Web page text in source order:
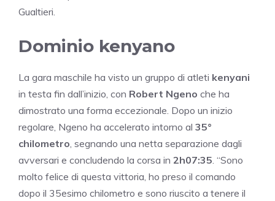
Gualtieri.
Dominio kenyano
La gara maschile ha visto un gruppo di atleti kenyani
in testa fin dall’inizio, con Robert Ngeno che ha
dimostrato una forma eccezionale. Dopo un inizio
regolare, Ngeno ha accelerato intorno al 35°
chilometro , segnando una netta separazione dagli
avversari e concludendo la corsa in 2h07:35 . “Sono
molto felice di questa vittoria, ho preso il comando
dopo il 35esimo chilometro e sono riuscito a tenere il